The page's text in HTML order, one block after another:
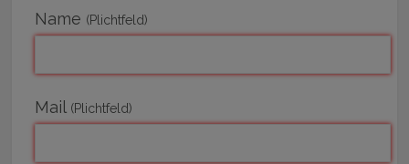
Name (Plichtfeld)
Mail (Plichtfeld)